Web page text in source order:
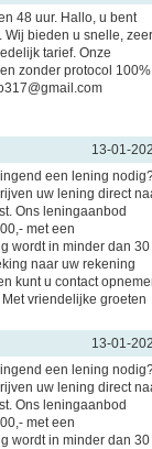
48 uur. Hallo, u bent
bieden u snelle, zeer
tarief. Onze
zonder protocol 100%
13-01-
een lening
uw lening direct
Ons leningaanbod
met een
wordt in minder dan 30
naar uw rekening
kunt u contact
vriendelijke groeten
13-01-
een lening
uw lening direct
Ons leningaanbod
met een
wordt in minder dan 30